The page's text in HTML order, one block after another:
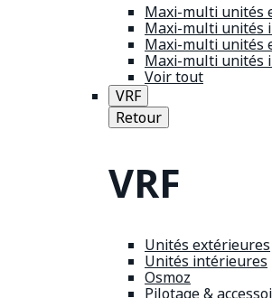
Maxi-multi unités
Maxi-multi unités
Maxi-multi unités
Maxi-multi unités
Voir tout
VRF
Retour
VRF
Unités extérieures
Unités intérieures
Osmoz
Pilotage &